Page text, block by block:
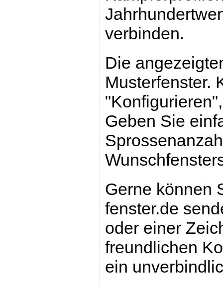
verbinden.
Die
Musterfenster.
Geben Sie
Gerne können
fenster.de
oder einer
freundlichen
ein